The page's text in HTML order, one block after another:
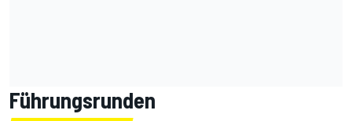
Führungsrunden